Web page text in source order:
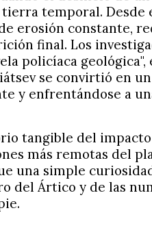
temporal. Desde
erosión constante,
final. Los
policíaca geológica",
se convirtió en
y enfrentándose a
tangible del
más remotas del
una simple
del Ártico y de las